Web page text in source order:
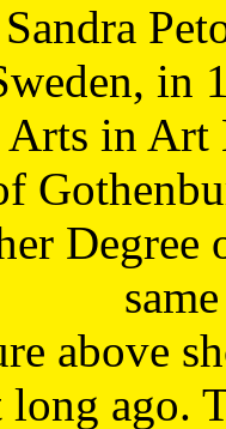
in
in Art
Degree
above
ago.